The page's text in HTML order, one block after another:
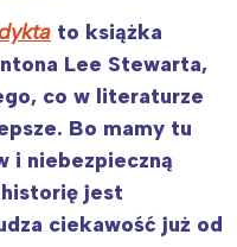
to książka
Lee Stewarta,
co w literaturze
Bo mamy tu
i niebezpieczną
historię jest
ciekawość już od